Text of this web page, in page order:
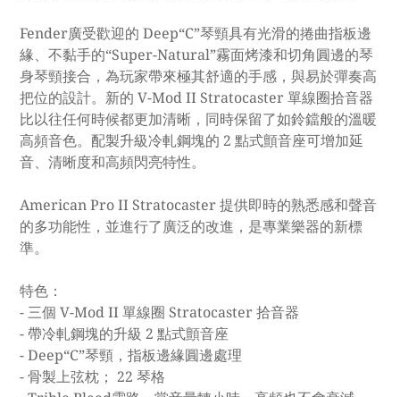
Fender廣受歡迎的 Deep“C”琴頸具有光滑的捲曲指板邊
緣、不黏手的“Super-Natural”霧面烤漆和切角圓邊的琴
身琴頸接合，為玩家帶來極其舒適的手感，與易於彈奏高
把位的設計。新的 V-Mod II Stratocaster 單線圈拾音器
比以往任何時候都更加清晰，同時保留了如鈴鐺般的溫暖
高頻音色。配製升級冷軋鋼塊的 2 點式顫音座可增加延
音、清晰度和高頻閃亮特性。
American Pro II Stratocaster 提供即時的熟悉感和聲音
的多功能性，並進行了廣泛的改進，是專業樂器的新標
準。
特色：
- 三個 V-Mod II 單線圈 Stratocaster 拾音器
- 帶冷軋鋼塊的升級 2 點式顫音座
- Deep“C”琴頸，指板邊緣圓邊處理
- 骨製上弦枕； 22 琴格